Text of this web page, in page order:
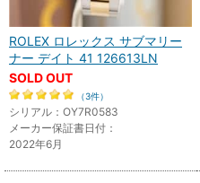
ROLEX ロレックス サブマリー
ナー デイト 41 126613LN
SOLD OUT
（3件）
シリアル：OY7R0583
メーカー保証書日付：
2022年6月